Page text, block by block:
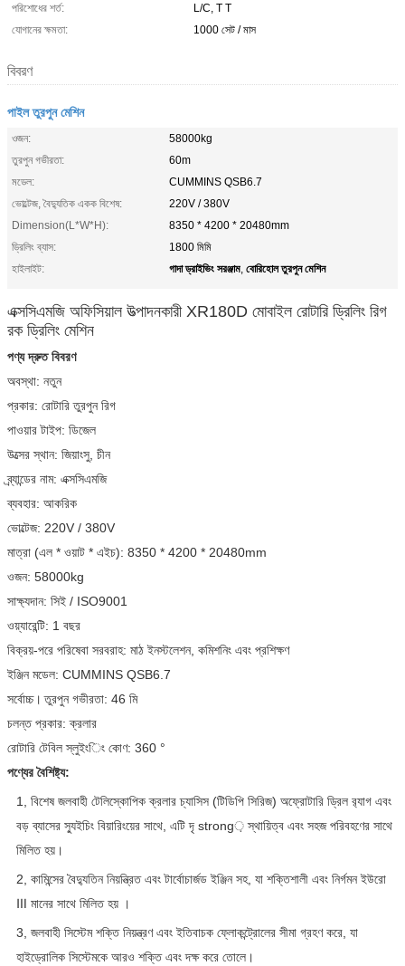
পরিশোধের শর্ত:
L/C, T T
যোগানের ক্ষমতা:
1000 সেট / মাস
বিবরণ
পাইল তুরপুন মেশিন
ওজন:
58000kg
তুরপুন গভীরতা:
60m
মডেল:
CUMMINS QSB6.7
ভোল্টেজ, বৈদ্যুতিক একক বিশেষ:
220V / 380V
Dimension(L*W*H):
8350 * 4200 * 20480mm
ড্রিলিং ব্যাস:
1800 মিমি
হাইলাইট:
গাদা ড্রাইভিং সরঞ্জাম, বোরিহোল তুরপুন মেশিন
এক্সসিএমজি অফিসিয়াল উত্পাদনকারী XR180D মোবাইল রোটারি ড্রিলিং রিগ
রক ড্রিলিং মেশিন
পণ্য দ্রুত বিবরণ
অবস্থা: নতুন
প্রকার: রোটারি তুরপুন রিগ
পাওয়ার টাইপ: ডিজেল
উত্সের স্থান: জিয়াংসু, চীন
ব্র্যান্ডের নাম: এক্সসিএমজি
ব্যবহার: আকরিক
ভোল্টেজ: 220V / 380V
মাত্রা (এল * ওয়াট * এইচ): 8350 * 4200 * 20480mm
ওজন: 58000kg
সাক্ষ্যদান: সিই / ISO9001
ওয়্যারেন্টি: 1 বছর
বিক্রয়-পরে পরিষেবা সরবরাহ: মাঠ ইনস্টলেশন, কমিশনিং এবং প্রশিক্ষণ
ইঞ্জিন মডেল: CUMMINS QSB6.7
সর্বোচ্চ। তুরপুন গভীরতা: 46 মি
চলন্ত প্রকার: ক্রলার
রোটারি টেবিল স্লুইংিং কোণ: 360 °
পণ্যের বৈশিষ্ট্য:
1, বিশেষ জলবাহী টেলিস্কোপিক ক্রলার চ্যাসিস (টিডিপি সিরিজ) অফ্রোটারি ড্রিল র‌্যাগ এবং
বড় ব্যাসের স্যুইচিং বিয়ারিংয়ের সাথে, এটি দৃ strong় স্থায়িত্ব এবং সহজ পরিবহণের সাথে
মিলিত হয়।
2, কামিন্সের বৈদ্যুতিন নিয়ন্ত্রিত এবং টার্বোচার্জড ইঞ্জিন সহ, যা শক্তিশালী এবং নির্গমন ইউরো
Ⅲ মানের সাথে মিলিত হয় ।
3, জলবাহী সিস্টেম শক্তি নিয়ন্ত্রণ এবং ইতিবাচক ফ্লোকন্ট্রোলের সীমা গ্রহণ করে, যা
হাইড্রোলিক সিস্টেমকে আরও শক্তি এবং দক্ষ করে তোলে।